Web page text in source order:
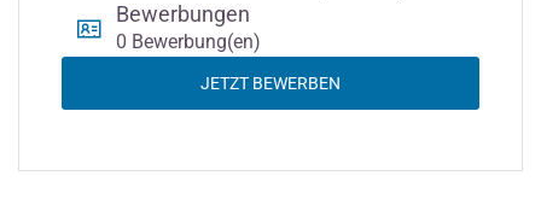
Bewerbungen
0 Bewerbung(en)
JETZT BEWERBEN